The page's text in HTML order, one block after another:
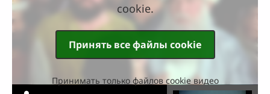
cookie.
Принять все файлы cookie
Принимать только файлов cookie видео